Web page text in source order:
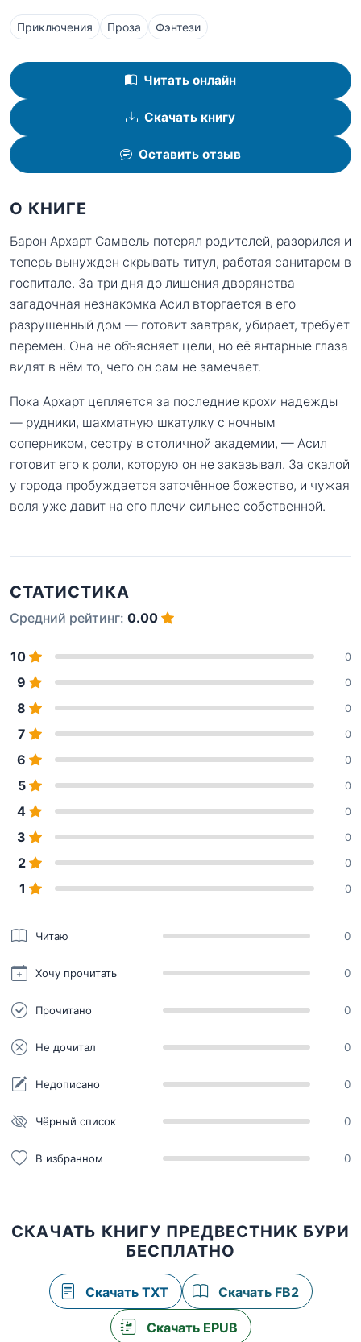
Приключения Проза Фэнтези
Читать онлайн
Скачать книгу
Оставить отзыв
О КНИГЕ
Барон Архарт Самвель потерял родителей, разорился и
теперь вынужден скрывать титул, работая санитаром в
госпитале. За три дня до лишения дворянства
загадочная незнакомка Асил вторгается в его
разрушенный дом — готовит завтрак, убирает, требует
перемен. Она не объясняет цели, но её янтарные глаза
видят в нём то, чего он сам не замечает.
Пока Архарт цепляется за последние крохи надежды
— рудники, шахматную шкатулку с ночным
соперником, сестру в столичной академии, — Асил
готовит его к роли, которую он не заказывал. За скалой
у города пробуждается заточённое божество, и чужая
воля уже давит на его плечи сильнее собственной.
СТАТИСТИКА
Средний рейтинг: 0.00
10 0
9 0
8 0
7 0
6 0
5 0
4 0
3 0
2 0
1 0
Читаю 0
Хочу прочитать 0
Прочитано 0
Не дочитал 0
Недописано 0
Чёрный список 0
В избранном 0
СКАЧАТЬ КНИГУ ПРЕДВЕСТНИК БУРИ
БЕСПЛАТНО
Скачать TXT Скачать FB2
Скачать EPUB